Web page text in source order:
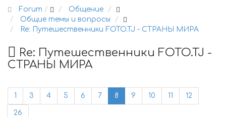
Forum
Общение
Общие темы и вопросы
Re: Путешественники FOTO.TJ - СТРАНЫ МИРА
Re: Путешественники FOTO.TJ -
СТРАНЫ МИРА
1 3 4 5 6 7 8 9 10 11 12
26